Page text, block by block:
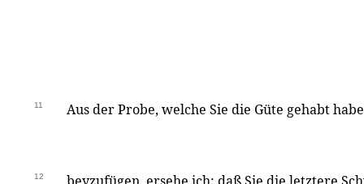
11 Aus der Probe, welche Sie die Güte gehabt
12